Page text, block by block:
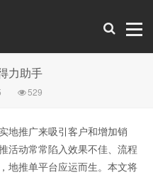
力助手
529
地推广来吸引客户和增加销
活动常常陷入效果不佳、流程
地推单平台应运而生。本文将